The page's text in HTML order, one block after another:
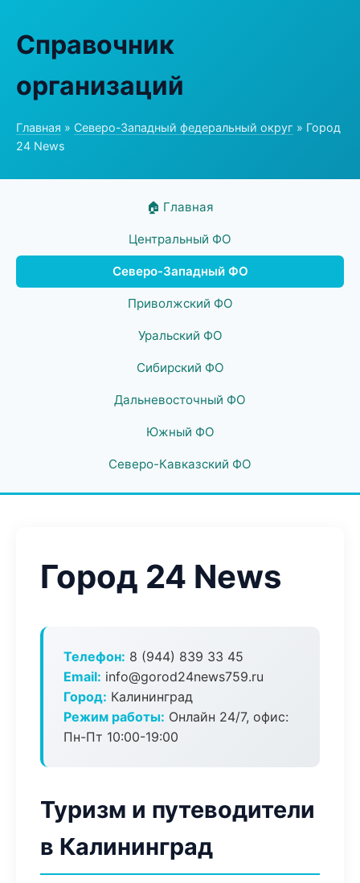
Справочник
организаций
Главная » Северо-Западный федеральный округ » Город
24 News
🏠 Главная
Центральный ФО
Северо-Западный ФО
Приволжский ФО
Уральский ФО
Сибирский ФО
Дальневосточный ФО
Южный ФО
Северо-Кавказский ФО
Город 24 News
Телефон: 8 (944) 839 33 45
Email: info@gorod24news759.ru
Город: Калининград
Режим работы: Онлайн 24/7, офис:
Пн-Пт 10:00-19:00
Туризм и путеводители
в Калининград